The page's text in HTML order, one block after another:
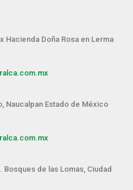
Hacienda Doña Rosa en Lerma
Naucalpan Estado de México
Bosques de las Lomas, Ciudad